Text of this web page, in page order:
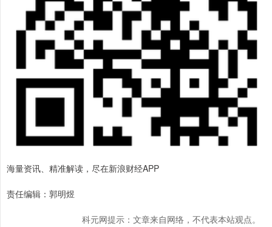
海量资讯、精准解读，尽在新浪财经APP
责任编辑：郭明煜
科元网提示：文章来自网络，不代表本站观点。